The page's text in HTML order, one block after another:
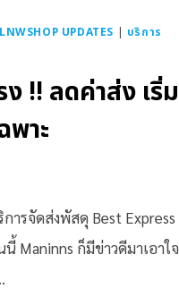
LNWSHOP UPDATES | บริการ
!! ลดค่าส่ง เริ่ม
าะ
ารจัดส่งพัสดุ Best Express
Maninns ก็มีข่าวดีมาเอาใจ